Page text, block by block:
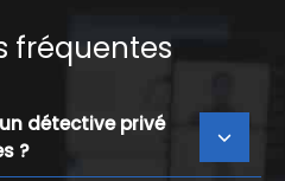
fréquentes
détective privé
?